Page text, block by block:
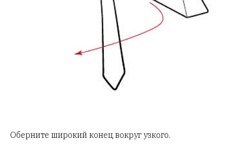
Оберните широкий конец вокруг узкого.